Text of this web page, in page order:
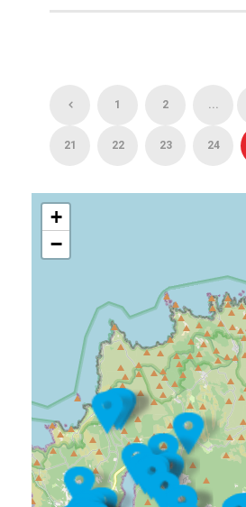
1 2 ...
21 22 23 24
+
−